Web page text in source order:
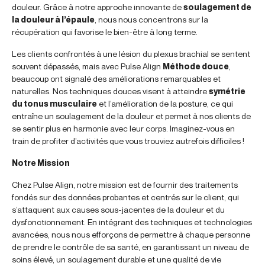
douleur. Grâce à notre approche innovante desoulagement de
la douleur à l’épaule , nous nous concentrons sur la
récupération qui favorise le bien-être à long terme.
Les clients confrontés à une lésion du plexus brachial se sentent
souvent dépassés, mais avec Pulse Align Méthode douce
beaucoup ont signalé des améliorations remarquables et
naturelles. Nos techniques douces visent à atteindresymétrie
du tonus musculaireet l’amélioration de la posture, ce qui
entraîne un soulagement de la douleur et permet à nos clients de
se sentir plus en harmonie avec leur corps. Imaginez-vous en
train de profiter d’activités que vous trouviez autrefois difficiles !
Notre Mission
Chez Pulse Align, notre mission est de fournir des traitements
fondés sur des données probantes et centrés sur le client, qui
s’attaquent aux causes sous-jacentes de la douleur et du
dysfonctionnement. En intégrant des techniques et technologies
avancées, nous nous efforçons de permettre à chaque personne
de prendre le contrôle de sa santé, en garantissant un niveau de
soins élevé, un soulagement durable et une qualité de vie